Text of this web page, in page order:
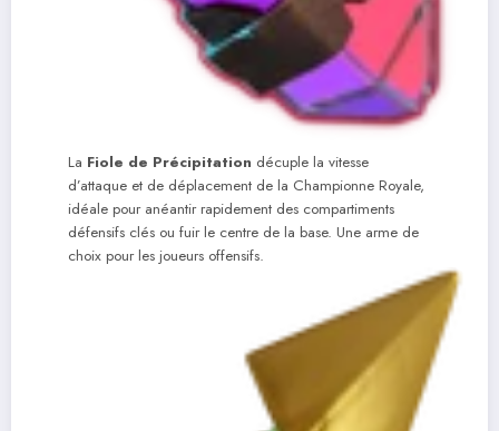
La Fiole de Précipitation décuple la vitesse
d’attaque et de déplacement de la Championne Royale,
idéale pour anéantir rapidement des compartiments
défensifs clés ou fuir le centre de la base. Une arme de
choix pour les joueurs offensifs.